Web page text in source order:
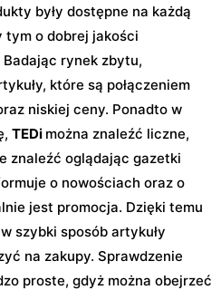
były dostępne na każdą
tym o dobrej jakości
rynek zbytu,
które są połączeniem
niskiej ceny. Ponadto w
TEDi można znaleźć liczne,
znaleźć oglądając gazetki
o nowościach oraz o
jest promocja. Dzięki temu
szybki sposób artykuły
na zakupy. Sprawdzenie
proste, gdyż można obejrzeć